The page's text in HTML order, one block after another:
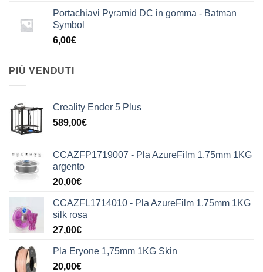
Portachiavi Pyramid DC in gomma - Batman
Symbol
6,00€
PIÙ VENDUTI
Creality Ender 5 Plus
589,00€
CCAZFP1719007 - Pla AzureFilm 1,75mm 1KG
argento
20,00€
CCAZFL1714010 - Pla AzureFilm 1,75mm 1KG
silk rosa
27,00€
Pla Eryone 1,75mm 1KG Skin
20,00€